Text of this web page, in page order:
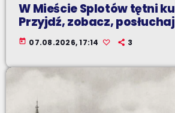
W Mieście Splotów tętni
Przyjdź, zobacz,
today 07.08.2026, 17:14 3